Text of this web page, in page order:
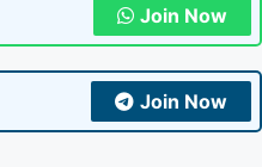
Join Now
Join Now